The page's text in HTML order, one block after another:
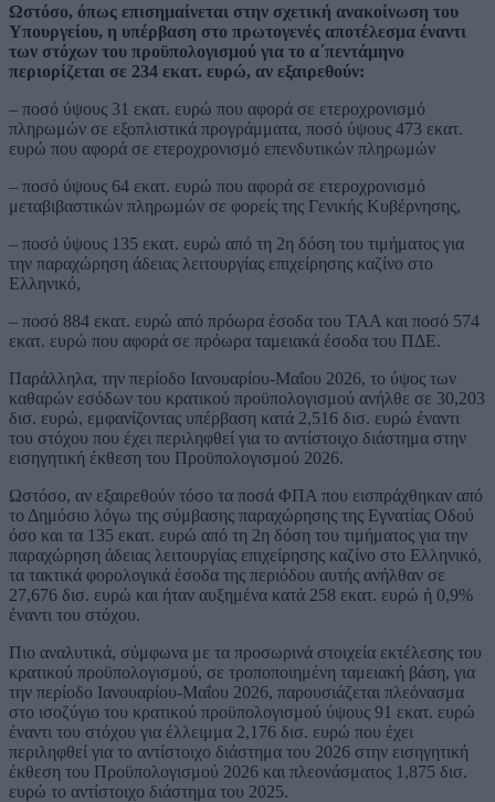
Ωστόσο, όπως επισημαίνεται στην σχετική ανακοίνωση του
Υπουργείου, η υπέρβαση στο πρωτογενές αποτέλεσμα έναντι
των στόχων του προϋπολογισμού για το α΄πεντάμηνο
περιορίζεται σε 234 εκατ. ευρώ, αν εξαιρεθούν:
– ποσό ύψους 31 εκατ. ευρώ που αφορά σε ετεροχρονισμό
πληρωμών σε εξοπλιστικά προγράμματα, ποσό ύψους 473 εκατ.
ευρώ που αφορά σε ετεροχρονισμό επενδυτικών πληρωμών
– ποσό ύψους 64 εκατ. ευρώ που αφορά σε ετεροχρονισμό
μεταβιβαστικών πληρωμών σε φορείς της Γενικής Κυβέρνησης,
– ποσό ύψους 135 εκατ. ευρώ από τη 2η δόση του τιμήματος για
την παραχώρηση άδειας λειτουργίας επιχείρησης καζίνο στο
Ελληνικό,
– ποσό 884 εκατ. ευρώ από πρόωρα έσοδα του ΤΑΑ και ποσό 574
εκατ. ευρώ που αφορά σε πρόωρα ταμειακά έσοδα του ΠΔΕ.
Παράλληλα, την περίοδο Ιανουαρίου-Μαΐου 2026, το ύψος των
καθαρών εσόδων του κρατικού προϋπολογισμού ανήλθε σε 30,203
δισ. ευρώ, εμφανίζοντας υπέρβαση κατά 2,516 δισ. ευρώ έναντι
του στόχου που έχει περιληφθεί για το αντίστοιχο διάστημα στην
εισηγητική έκθεση του Προϋπολογισμού 2026.
Ωστόσο, αν εξαιρεθούν τόσο τα ποσά ΦΠΑ που εισπράχθηκαν από
το Δημόσιο λόγω της σύμβασης παραχώρησης της Εγνατίας Οδού
όσο και τα 135 εκατ. ευρώ από τη 2η δόση του τιμήματος για την
παραχώρηση άδειας λειτουργίας επιχείρησης καζίνο στο Ελληνικό,
τα τακτικά φορολογικά έσοδα της περιόδου αυτής ανήλθαν σε
27,676 δισ. ευρώ και ήταν αυξημένα κατά 258 εκατ. ευρώ ή 0,9%
έναντι του στόχου.
Πιο αναλυτικά, σύμφωνα με τα προσωρινά στοιχεία εκτέλεσης του
κρατικού προϋπολογισμού, σε τροποποιημένη ταμειακή βάση, για
την περίοδο Ιανουαρίου-Μαΐου 2026, παρουσιάζεται πλεόνασμα
στο ισοζύγιο του κρατικού προϋπολογισμού ύψους 91 εκατ. ευρώ
έναντι του στόχου για έλλειμμα 2,176 δισ. ευρώ που έχει
περιληφθεί για το αντίστοιχο διάστημα του 2026 στην εισηγητική
έκθεση του Προϋπολογισμού 2026 και πλεονάσματος 1,875 δισ.
ευρώ το αντίστοιχο διάστημα του 2025.